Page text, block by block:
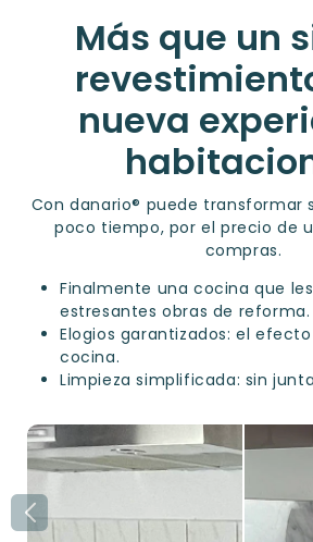
Más que un
nueva
Con danario® puede transformar
poco tiempo, por el precio de
compras.
Finalmente una cocina que
estresantes obras de reforma.
Elogios garantizados: el
cocina.
Limpieza simplificada: sin